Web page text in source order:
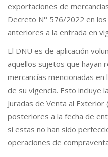
exportaciones de
Decreto N° 576/2022 en
anteriores a la entrada en
El DNU es de aplicación
aquellos sujetos que hayan
mercancías mencionadas
de su vigencia. Esto incluye
Juradas de Venta al Exterior
posteriores a la fecha de
si estas no han sido
operaciones de